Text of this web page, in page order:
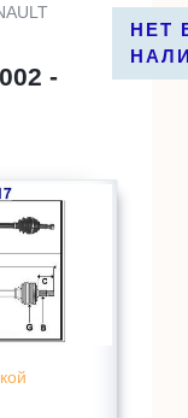
-
НЕТ
НЕТ
НЕТ
НЕТ
НЕТ
НЕТ